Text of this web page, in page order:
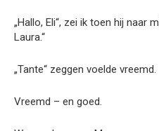
„Hallo, Eli“, zei ik toen hij naar
Laura.“
„Tante“ zeggen voelde vreemd.
Vreemd – en goed.